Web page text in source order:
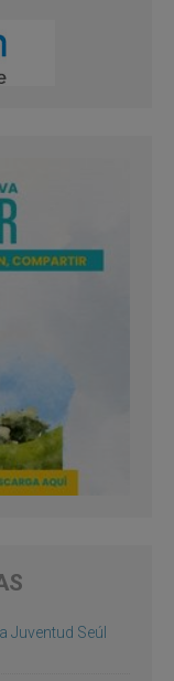
Juventud Seúl